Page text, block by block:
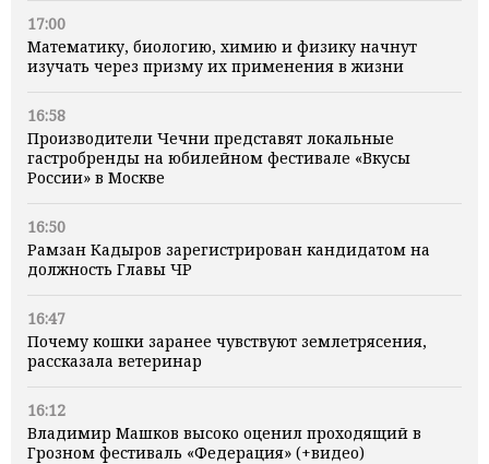
17:00
Математику, биологию, химию и физику начнут
изучать через призму их применения в жизни
16:58
Производители Чечни представят локальные
гастробренды на юбилейном фестивале «Вкусы
России» в Москве
16:50
Рамзан Кадыров зарегистрирован кандидатом на
должность Главы ЧР
16:47
Почему кошки заранее чувствуют землетрясения,
рассказала ветеринар
16:12
Владимир Машков высоко оценил проходящий в
Грозном фестиваль «Федерация» (+видео)